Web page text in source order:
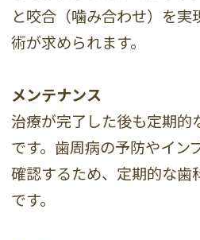
と咬合（噛み合わせ）を
術が求められます。
メンテナンス
治療が完了した後も定期的
です。歯周病の予防やイン
確認するため、定期的な歯
です。